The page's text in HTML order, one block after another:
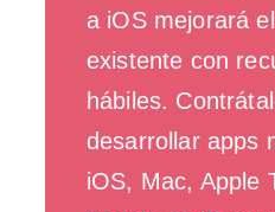
a iOS mejorará
existente con
hábiles.
desarrollar apps
iOS, Mac, Apple